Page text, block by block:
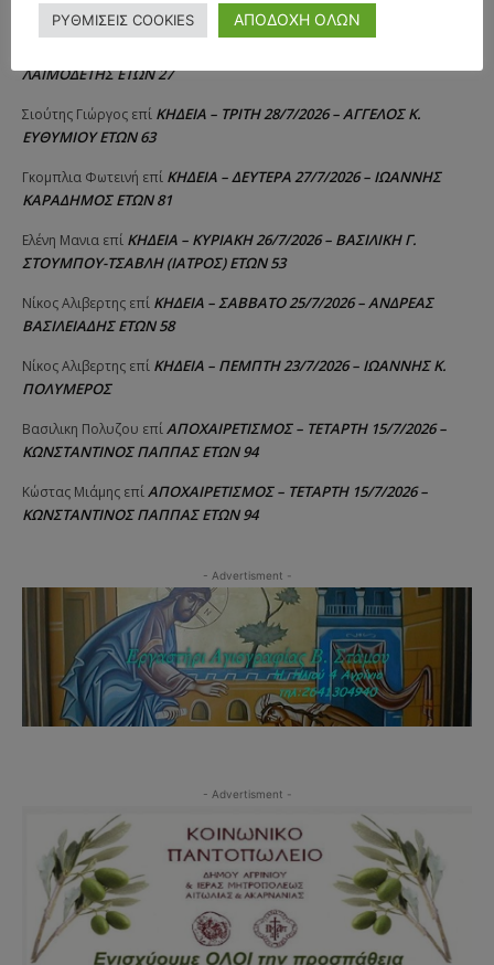
ΛΑΙΜΟΔΕΤΗΣ ΕΤΩΝ 27
ΛΑΙΜΟΔΕΤΗΣ ΕΤΩΝ 27
Σιούτης Γιώργος επί ΚΗΔΕΙΑ – ΤΡΙΤΗ 28/7/2026 – ΑΓΓΕΛΟΣ Κ.
ΕΥΘΥΜΙΟΥ ΕΤΩΝ 63
Γκομπλια Φωτεινή επί ΚΗΔΕΙΑ – ΔΕΥΤΕΡΑ 27/7/2026 – ΙΩΑΝΝΗΣ
ΚΑΡΑΔΗΜΟΣ ΕΤΩΝ 81
Ελένη Μανια επί ΚΗΔΕΙΑ – ΚΥΡΙΑΚΗ 26/7/2026 – ΒΑΣΙΛΙΚΗ Γ.
ΣΤΟΥΜΠΟΥ-ΤΣΑΒΛΗ (ΙΑΤΡΟΣ) ΕΤΩΝ 53
Νίκος Αλιβερτης επί ΚΗΔΕΙΑ – ΣΑΒΒΑΤΟ 25/7/2026 – ΑΝΔΡΕΑΣ
ΒΑΣΙΛΕΙΑΔΗΣ ΕΤΩΝ 58
Νίκος Αλιβερτης επί ΚΗΔΕΙΑ – ΠΕΜΠΤΗ 23/7/2026 – ΙΩΑΝΝΗΣ Κ.
ΠΟΛΥΜΕΡΟΣ
Βασιλικη Πολυζου επίΑΠΟΧΑΙΡΕΤΙΣΜΟΣ – ΤΕΤΑΡΤΗ 15/7/2026 –
ΚΩΝΣΤΑΝΤΙΝΟΣ ΠΑΠΠΑΣ ΕΤΩΝ 94
Κώστας Μιάμης επίΑΠΟΧΑΙΡΕΤΙΣΜΟΣ – ΤΕΤΑΡΤΗ 15/7/2026 –
ΚΩΝΣΤΑΝΤΙΝΟΣ ΠΑΠΠΑΣ ΕΤΩΝ 94
- Advertisment -
- Advertisment -
ΡΥΘΜΙΣΕΙΣ COOKIES ΑΠΟΔΟΧΗ ΟΛΩΝ